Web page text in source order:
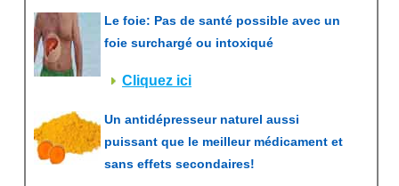
Le foie: Pas de santé possible avec un
foie surchargé ou intoxiqué
Cliquez ici
Un antidépresseur naturel aussi
puissant que le meilleur médicament et
sans effets secondaires!